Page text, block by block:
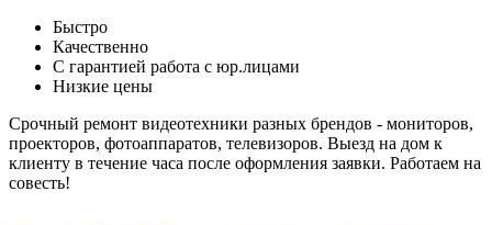
Быстро
Качественно
С гарантией работа с юр.лицами
Низкие цены
Срочный ремонт видеотехники разных брендов - мониторов,
проекторов, фотоаппаратов, телевизоров. Выезд на дом к
клиенту в течение часа после оформления заявки. Работаем на
совесть!